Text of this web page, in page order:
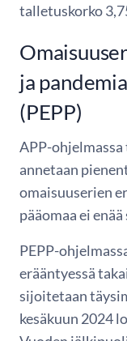
talletuskorko
ja
(PEPP)
APP-
annetaan
omaisuuserien
pääomaa ei
PEPP-
erääntyessä
sijoitetaan
kesäkuun 2024